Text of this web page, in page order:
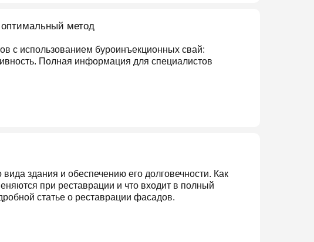
метод
с использованием буроинъекционных свай:
Полная информация для специалистов
здания и обеспечению его долговечности. Как
при реставрации и что входит в полный
статье о реставрации фасадов.